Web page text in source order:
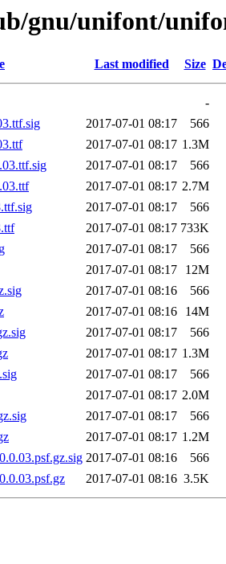
gnu/unifont/
Last modified Size
-
2017-07-01 08:17
566
2017-07-01 08:17 1.3M
2017-07-01 08:17
566
2017-07-01 08:17 2.7M
2017-07-01 08:17
566
2017-07-01 08:17 733K
2017-07-01 08:17
566
2017-07-01 08:17
12M
2017-07-01 08:16
566
2017-07-01 08:16
14M
2017-07-01 08:17
566
2017-07-01 08:17 1.3M
2017-07-01 08:17
566
2017-07-01 08:17 2.0M
2017-07-01 08:17
566
2017-07-01 08:17 1.2M
2017-07-01 08:16
566
2017-07-01 08:16 3.5K